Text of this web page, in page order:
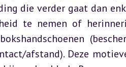
die verder gaat dan
te nemen of
afstand). Deze